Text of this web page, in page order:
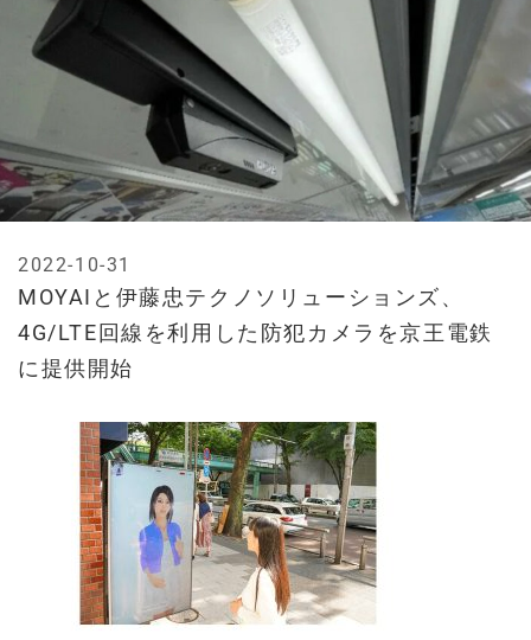
MOYAIと伊藤忠テクノソリューションズ、
4G/LTE回線を利用した防犯カメラを京王電鉄
に提供開始
2022-10-31